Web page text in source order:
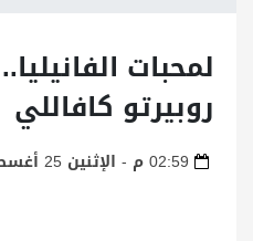
روبيرتو كافاللي